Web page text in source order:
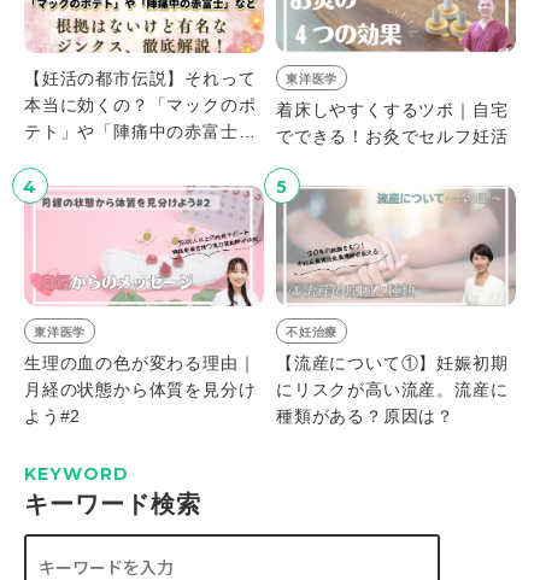
【妊活の都市伝説】それって
本当に効くの？「マックのポ
テト」や「陣痛中の赤富士」
ジンクス、徹底解説！
東洋医学
着床しやすくするツボ｜自宅
でできる！お灸でセルフ妊活
4
東洋医学
生理の血の色が変わる理由｜
月経の状態から体質を見分け
よう#2
5
不妊治療
【流産について①】妊娠初期
にリスクが高い流産。流産に
種類がある？原因は？
KEYWORD
キーワード検索